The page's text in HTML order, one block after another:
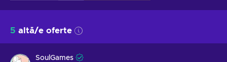
5 altă/e oferte
SoulGames